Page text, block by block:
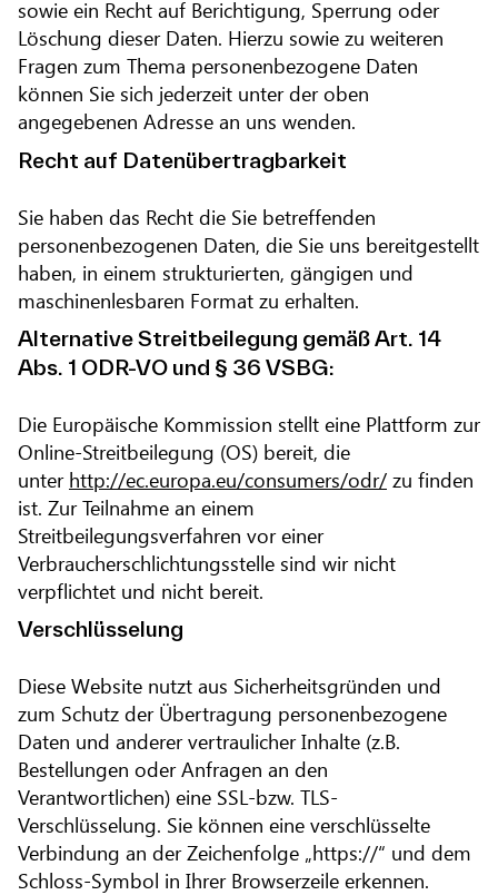
sowie ein Recht auf Berichtigung, Sperrung oder
Löschung dieser Daten. Hierzu sowie zu weiteren
Fragen zum Thema personenbezogene Daten
können Sie sich jederzeit unter der oben
angegebenen Adresse an uns wenden.
Recht auf Datenübertragbarkeit
Sie haben das Recht die Sie betreffenden
personenbezogenen Daten, die Sie uns bereitgestellt
haben, in einem strukturierten, gängigen und
maschinenlesbaren Format zu erhalten.
Alternative Streitbeilegung gemäß Art. 14
Abs. 1 ODR-VO und § 36 VSBG:
Die Europäische Kommission stellt eine Plattform zur
Online-Streitbeilegung (OS) bereit, die
unter http://ec.europa.eu/consumers/odr/ zu finden
ist. Zur Teilnahme an einem
Streitbeilegungsverfahren vor einer
Verbraucherschlichtungsstelle sind wir nicht
verpflichtet und nicht bereit.
Verschlüsselung
Diese Website nutzt aus Sicherheitsgründen und
zum Schutz der Übertragung personenbezogene
Daten und anderer vertraulicher Inhalte (z.B.
Bestellungen oder Anfragen an den
Verantwortlichen) eine SSL-bzw. TLS-
Verschlüsselung. Sie können eine verschlüsselte
Verbindung an der Zeichenfolge „https://“ und dem
Schloss-Symbol in Ihrer Browserzeile erkennen.